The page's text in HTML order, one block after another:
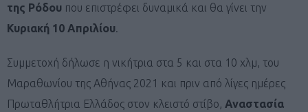
της Ρόδου που επιστρέφει δυναμικά και θα γίνει την
Κυριακή 10 Απριλίου.
Συμμετοχή δήλωσε η νικήτρια στα 5 και στα 10 χλμ, του
Μαραθωνίου της Αθήνας 2021 και πριν από λίγες ημέρες
Πρωταθλήτρια Ελλάδος στον κλειστό στίβο, Αναστασία